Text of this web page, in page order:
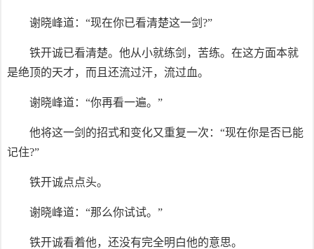
谢晓峰道：“现在你已看清楚这一剑?”
铁开诚已看清楚。他从小就练剑，苦练。在这方面本就
是绝顶的天才，而且还流过汗，流过血。
谢晓峰道：“你再看一遍。”
他将这一剑的招式和变化又重复一次：“现在你是否已能
记住?”
铁开诚点点头。
谢晓峰道：“那么你试试。”
铁开诚看着他，还没有完全明白他的意思。